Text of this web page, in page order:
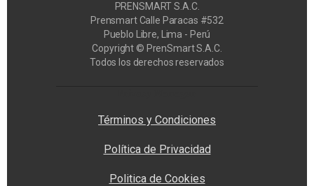
PRENSMART S.A.C.
Prensmart Calle Paracas #532
Pueblo Libre, Lima - Perú
Copyright © PrenSmart S.A.C.
Todos los derechos reservados
Términos y Condiciones
Política de Privacidad
Politica de Cookies